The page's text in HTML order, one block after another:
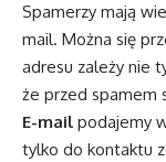
Spamerzy mają
mail. Można się
adresu zależy nie
że przed spamem
E-mail podajemy
tylko do kontaktu